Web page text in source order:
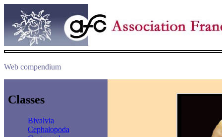
Web compendium
Classes
Bivalvia
Cephalopoda